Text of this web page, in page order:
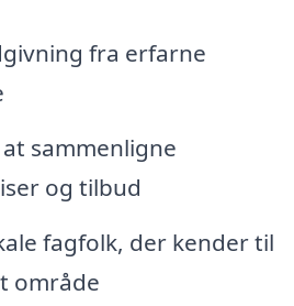
fra erfarne
sammenligne
og tilbud
fagfolk, der kender til
område